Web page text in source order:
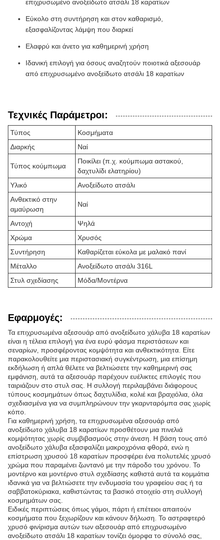
επιχρυσωμένο ανοξείδωτο ατσάλι 18 καρατίων
Εύκολο στη συντήρηση και στον καθαρισμό,
εξασφαλίζοντας λάμψη που διαρκεί
Ελαφρύ και άνετο για καθημερινή χρήση
Ιδανική επιλογή για όσους αναζητούν ποιοτικά αξεσουάρ
από επιχρυσωμένο ανοξείδωτο ατσάλι 18 καρατίων
Τεχνικές Παράμετροι:
Τύπος
Κοσμήματα
Διαρκής
Ναί
Τύπος κούμπωμα
Ποικίλει (π.χ. κούμπωμα αστακού,
δαχτυλίδι ελατηρίου)
Υλικό
Ανοξείδωτο ατσάλι
Ανθεκτικό στην
αμαύρωση
Ναί
Αντοχή
Ψηλά
Χρώμα
Χρυσός
Συντήρηση
Καθαρίζεται εύκολα με μαλακό πανί
Μέταλλο
Ανοξείδωτο ατσάλι 316L
Στυλ σχεδίασης
Μόδα/Μοντέρνα
Εφαρμογές:
Τα επιχρυσωμένα αξεσουάρ από ανοξείδωτο χάλυβα 18 καρατίων
είναι η τέλεια επιλογή για ένα ευρύ φάσμα περιστάσεων και
σεναρίων, προσφέροντας κομψότητα και ανθεκτικότητα. Είτε
παρακολουθείτε μια περιστασιακή συγκέντρωση, μια επίσημη
εκδήλωση ή απλά θέλετε να βελτιώσετε την καθημερινή σας
εμφάνιση, αυτά τα αξεσουάρ παρέχουν ευέλικτες επιλογές που
ταιριάζουν στο στυλ σας. Η συλλογή περιλαμβάνει διάφορους
τύπους κοσμημάτων όπως δαχτυλίδια, κολιέ και βραχιόλια, όλα
σχεδιασμένα για να συμπληρώνουν την γκαρνταρόμπα σας χωρίς
κόπο.
Για καθημερινή χρήση, τα επιχρυσωμένα αξεσουάρ από
ανοξείδωτο χάλυβα 18 καρατίων προσθέτουν μια πινελιά
κομψότητας χωρίς συμβιβασμούς στην άνεση. Η βάση τους από
ανοξείδωτο χάλυβα εξασφαλίζει μακροχρόνια φθορά, ενώ η
επίστρωση χρυσού 18 καρατίων προσφέρει ένα πολυτελές χρυσό
χρώμα που παραμένει ζωντανό με την πάροδο του χρόνου. Το
μοντέρνο και μοντέρνο στυλ σχεδίασης καθιστά αυτά τα κομμάτια
ιδανικά για να βελτιώσετε την ενδυμασία του γραφείου σας ή τα
σαββατοκύριακα, καθιστώντας τα βασικό στοιχείο στη συλλογή
κοσμημάτων σας.
Ειδικές περιπτώσεις όπως γάμοι, πάρτι ή επέτειοι απαιτούν
κοσμήματα που ξεχωρίζουν και κάνουν δήλωση. Το αστραφτερό
χρυσό φινίρισμα αυτών των αξεσουάρ από επιχρυσωμένο
ανοξείδωτο ατσάλι 18 καρατίων τονίζει όμορφα το σύνολό σας,